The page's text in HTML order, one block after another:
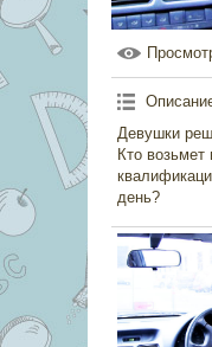
Девушки
Кто возьмет
день?